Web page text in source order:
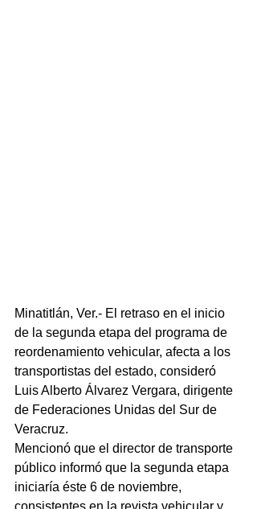
Minatitlán, Ver.- El retraso en el inicio
de la segunda etapa del programa de
reordenamiento vehicular, afecta a los
transportistas del estado, consideró
Luis Alberto Álvarez Vergara, dirigente
de Federaciones Unidas del Sur de
Veracruz.
Mencionó que el director de transporte
público informó que la segunda etapa
iniciaría éste 6 de noviembre,
consistentes en la revista vehicular y